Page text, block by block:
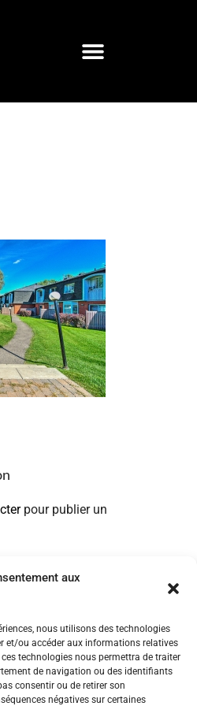
aux
nous utilisons des technologies
et/ou accéder aux informations relatives
technologies nous permettra de traiter
de navigation ou des identifiants
consentir ou de retirer son
négatives sur certaines
pour publier un